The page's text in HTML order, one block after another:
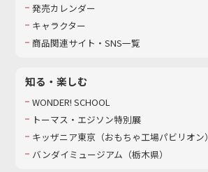
発売カレンダー
キャラクター
商品関連サイト・SNS一覧
知る・楽しむ
WONDER! SCHOOL
トーマス・エジソン特別展
キッザニア東京（おもちゃ工場パビリオン）​
バンダイミュージアム（栃木県）